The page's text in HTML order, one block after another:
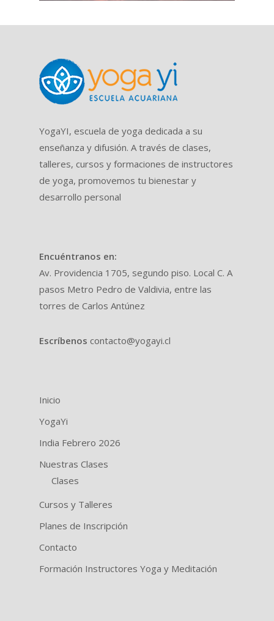
YogaYI, escuela de yoga dedicada a su
enseñanza y difusión. A través de clases,
talleres, cursos y formaciones de instructores
de yoga, promovemos tu bienestar y
desarrollo personal
Encuéntranos en:
Av. Providencia 1705, segundo piso. Local C. A
pasos Metro Pedro de Valdivia, entre las
torres de Carlos Antúnez
Escríbenos contacto@yogayi.cl
Inicio
YogaYi
India Febrero 2026
Nuestras Clases
Clases
Cursos y Talleres
Planes de Inscripción
Contacto
Formación Instructores Yoga y Meditación